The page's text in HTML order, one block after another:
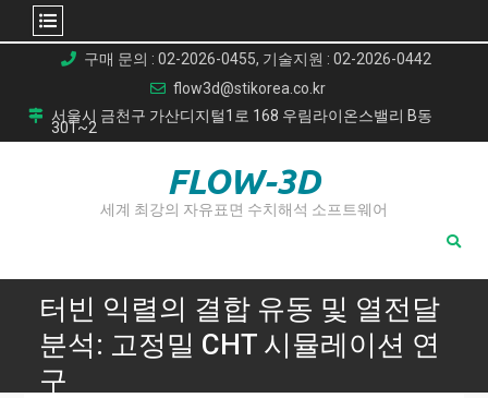
content
구매 문의 : 02-2026-0455, 기술지원 : 02-2026-0442
flow3d@stikorea.co.kr
서울시 금천구 가산디지털1로 168 우림라이온스밸리 B동
301~2
FLOW-3D
세계 최강의 자유표면 수치해석 소프트웨어
터빈 익렬의 결합 유동 및 열전달
분석: 고정밀 CHT 시뮬레이션 연
구